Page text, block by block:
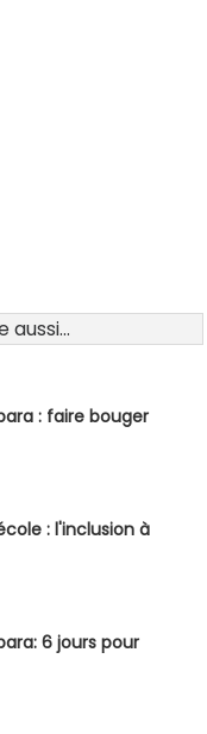
aussi...
: faire bouger
: l'inclusion à
6 jours pour